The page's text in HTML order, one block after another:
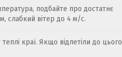
подбайте про достатнє
слабкий вітер до 4 м/с.
краї. Якщо відлетіли до цього